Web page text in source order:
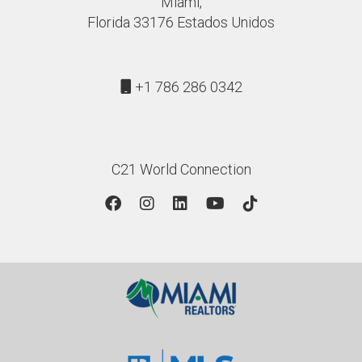
Florida 33176 Estados Unidos
+1 786 286 0342
C21 World Connection